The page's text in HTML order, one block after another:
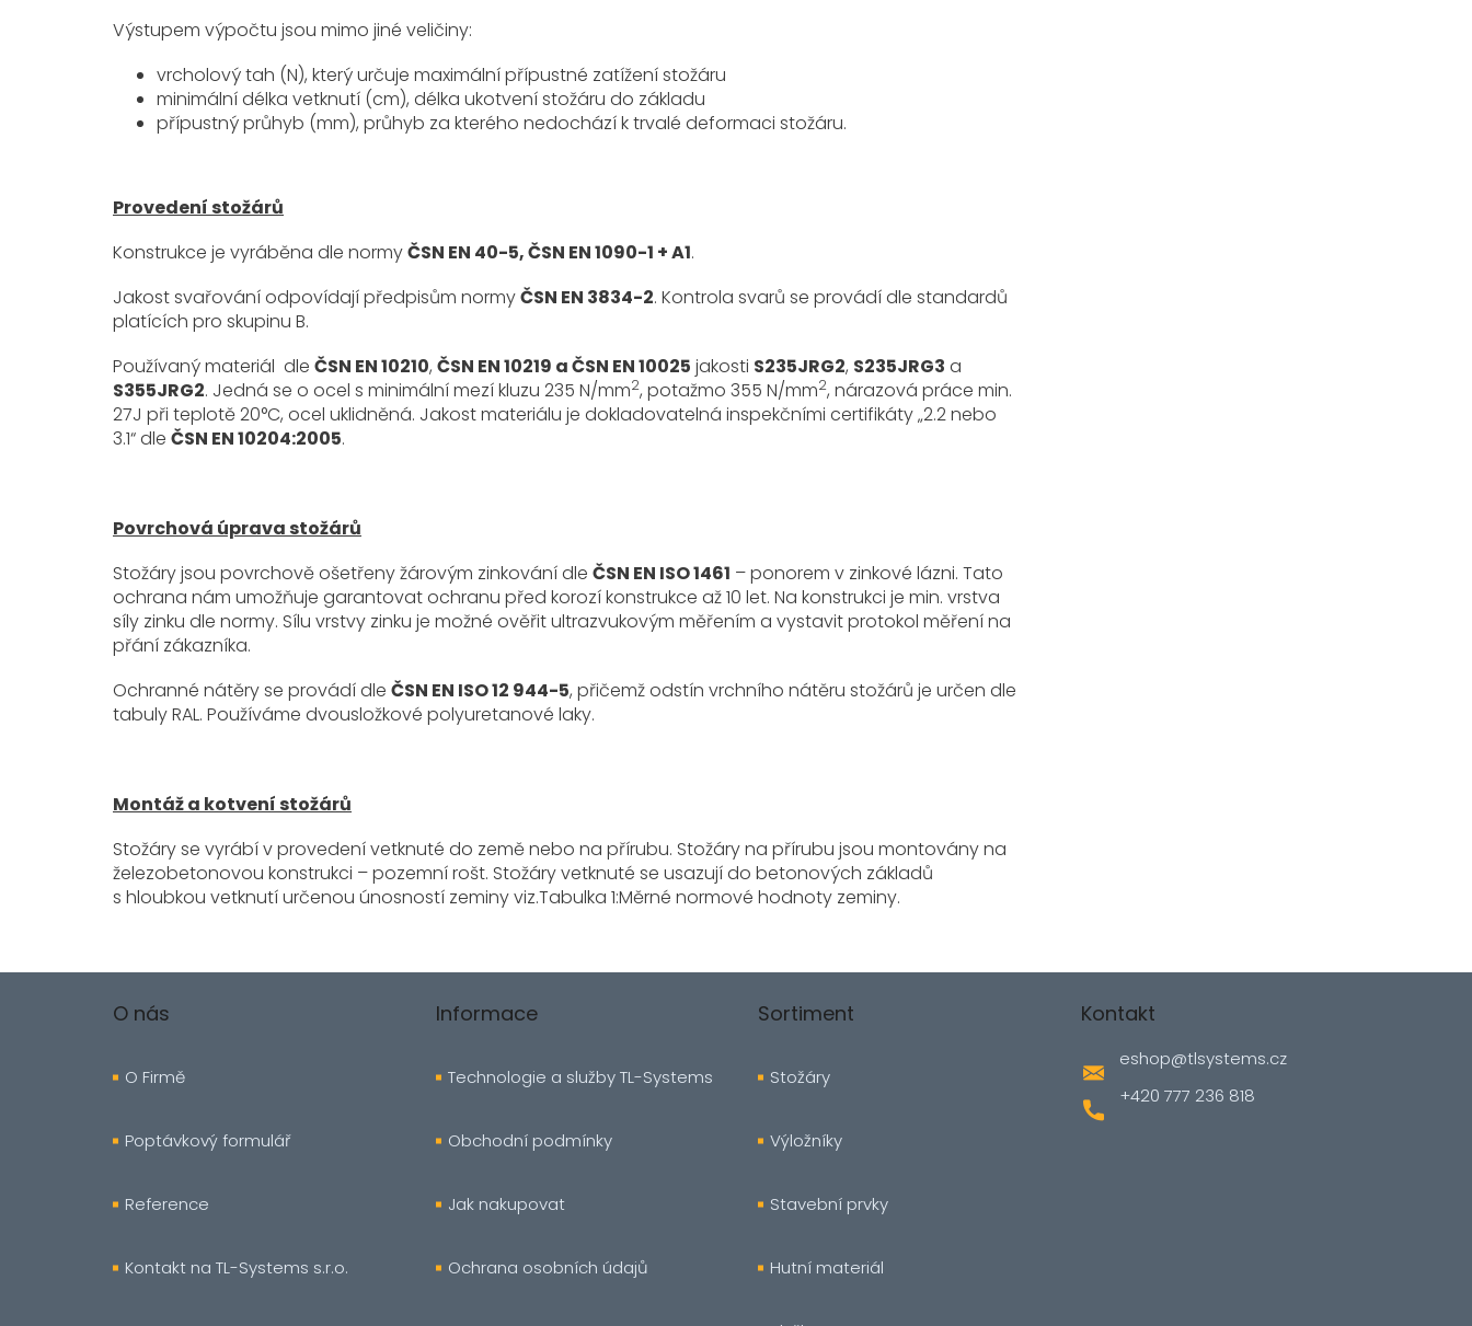
Výstupem výpočtu jsou mimo jiné veličiny:
vrcholový tah (N), který určuje maximální přípustné zatížení stožáru
minimální délka vetknutí (cm), délka ukotvení stožáru do základu
přípustný průhyb (mm), průhyb za kterého nedochází k trvalé deformaci stožáru.
Provedení stožárů
Konstrukce je vyráběna dle normyČSN EN 40-5, ČSN EN 1090-1 + A1.
Jakost svařování odpovídají předpisům normyČSN EN 3834-2. Kontrola svarů se provádí dle standardů
platících pro skupinu B.
Používaný materiál dle ČSN EN 10210, ČSN EN 10219 a ČSN EN 10025 jakosti S235JRG2, S235JRG3 a
S355JRG2. Jedná se o ocel s minimální mezí kluzu 235 N/mm2, potažmo 355 N/mm2, nárazová práce min.
27J při teplotě 20°C, ocel uklidněná. Jakost materiálu je dokladovatelná inspekčními certifikáty „2.2 nebo
3.1“ dle ČSN EN 10204:2005.
Povrchová úprava stožárů
Stožáry jsou povrchově ošetřeny žárovým zinkování dle ČSN EN ISO 1461 – ponorem v zinkové lázni. Tato
ochrana nám umožňuje garantovat ochranu před korozí konstrukce až 10 let. Na konstrukci je min. vrstva
síly zinku dle normy. Sílu vrstvy zinku je možné ověřit ultrazvukovým měřením a vystavit protokol měření na
přání zákazníka.
Ochranné nátěry se provádí dle ČSN EN ISO 12 944-5, přičemž odstín vrchního nátěru stožárů je určen dle
tabuly RAL. Používáme dvousložkové polyuretanové laky.
Montáž a kotvení stožárů
Stožáry se vyrábí v provedení vetknuté do země nebo na přírubu. Stožáry na přírubu jsou montovány na
železobetonovou konstrukci – pozemní rošt. Stožáry vetknuté se usazují do betonových základů
s hloubkou vetknutí určenou únosností zeminy viz.Tabulka 1:Měrné normové hodnoty zeminy.
O nás
O Firmě
Poptávkový formulář
Reference
Kontakt na TL-Systems s.r.o.
Informace
Technologie a služby TL-Systems
Obchodní podmínky
Jak nakupovat
Ochrana osobních údajů
Sortiment
Stožáry
Výložníky
Stavební prvky
Hutní materiál
Kontakt
eshop@tlsystems.cz
+420 777 236 818